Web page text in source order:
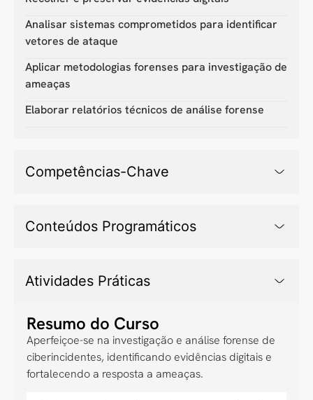
Analisar sistemas comprometidos para identificar
vetores de ataque
Aplicar metodologias forenses para investigação de
ameaças
Elaborar relatórios técnicos de análise forense
Competências-Chave
Conteúdos Programáticos
Atividades Práticas
Resumo do Curso
Aperfeiçoe-se na investigação e análise forense de
ciberincidentes, identificando evidências digitais e
fortalecendo a resposta a ameaças.